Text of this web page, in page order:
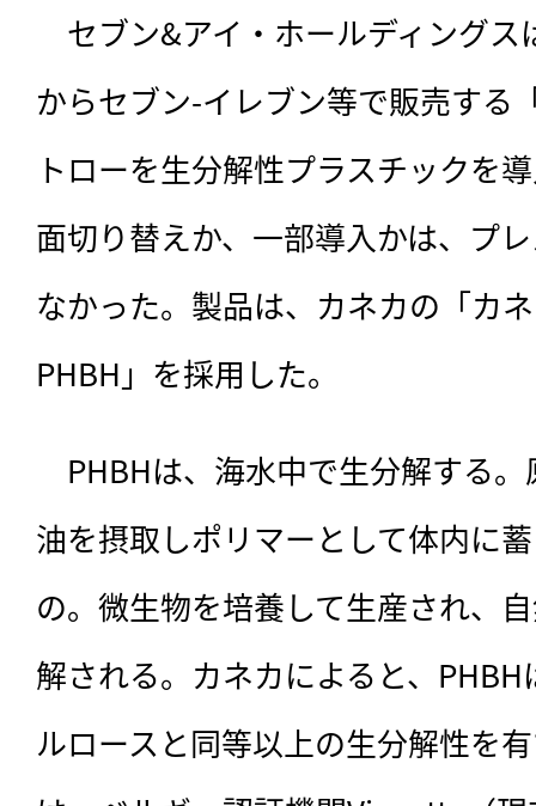
セブン&アイ・ホールディングス
からセブン-イレブン等で販売する
トローを生分解性プラスチックを
面切り替えか、一部導入かは、プ
なかった。製品は、カネカの「カ
PHBH」を採用した。
PHBHは、海水中で生分解する
油を摂取しポリマーとして体内に
の。微生物を培養して生産され、
解される。カネカによると、
ルロースと同等以上の生分解性を